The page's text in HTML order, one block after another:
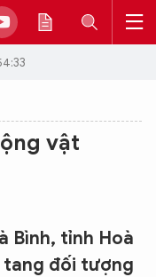
vật
Bình, tỉnh Hoà
tang đối tượng